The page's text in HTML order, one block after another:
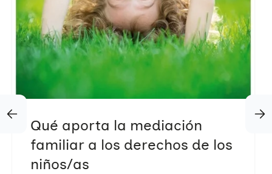
Qué aporta la mediación
familiar a los derechos de los
niños/as